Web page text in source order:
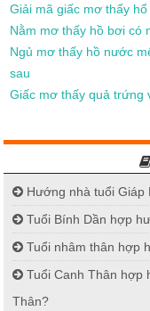
Giải mã giấc mơ thấy
Nằm mơ thấy hồ bơi có
Ngủ mơ thấy hồ nước
sau
Giấc mơ thấy quả trứng
Hướng nhà tuổi Giáp
Tuổi Bính Dần hợp
Tuổi nhâm thân hợp
Tuổi Canh Thân hợp
Thân?